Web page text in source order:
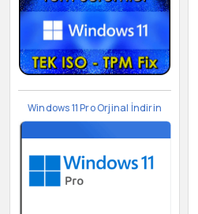
Windows 11 Pro Orjinal İndirin